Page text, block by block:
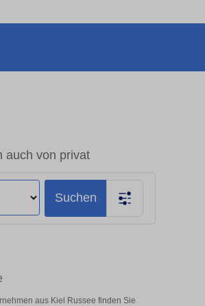
auch von privat
Suchen
aus Kiel Russee finden Sie